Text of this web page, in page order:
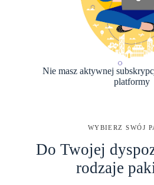
Nie masz aktywnej
platformy
WYBIERZ SWÓJ
Do Twojej
rodzaje